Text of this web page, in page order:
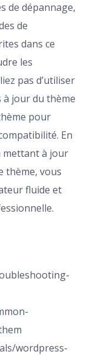
de dépannage,
de
dans ce
les
pas d’utiliser
à jour du thème
pour
En
mettant à jour
thème, vous
fluide et
wordpress-